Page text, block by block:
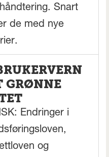
Snart
de med nye
GRØNNE
Endringer i
og